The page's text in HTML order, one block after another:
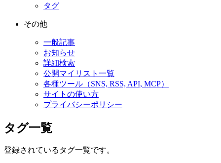
タグ
その他
一般記事
お知らせ
詳細検索
公開マイリスト一覧
各種ツール（SNS, RSS, API, MCP）
サイトの使い方
プライバシーポリシー
タグ一覧
登録されているタグ一覧です。